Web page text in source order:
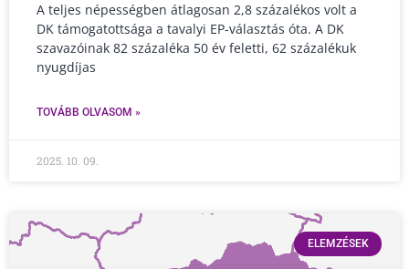
A teljes népességben átlagosan 2,8 százalékos volt a
DK támogatottsága a tavalyi EP-választás óta. A DK
szavazóinak 82 százaléka 50 év feletti, 62 százalékuk
nyugdíjas
TOVÁBB OLVASOM »
2025. 10. 09.
ELEMZÉSEK